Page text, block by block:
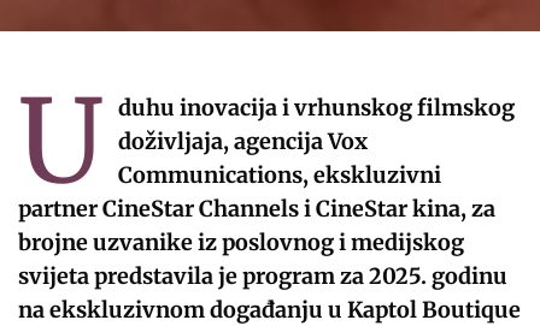
U duhu inovacija i vrhunskog filmskog
doživljaja, agencija Vox
Communications, ekskluzivni
partner CineStar Channels i CineStar kina, za
brojne uzvanike iz poslovnog i medijskog
svijeta predstavila je program za 2025. godinu
na ekskluzivnom događanju u Kaptol Boutique